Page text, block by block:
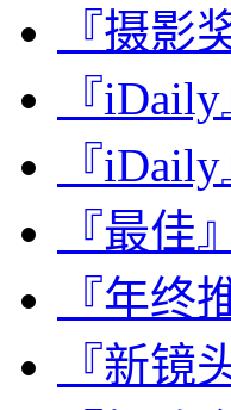
『摄影
『
『
『最佳
『年终
『新镜